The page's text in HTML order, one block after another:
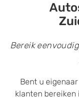
Bereik
Bent u
klanten bereiken